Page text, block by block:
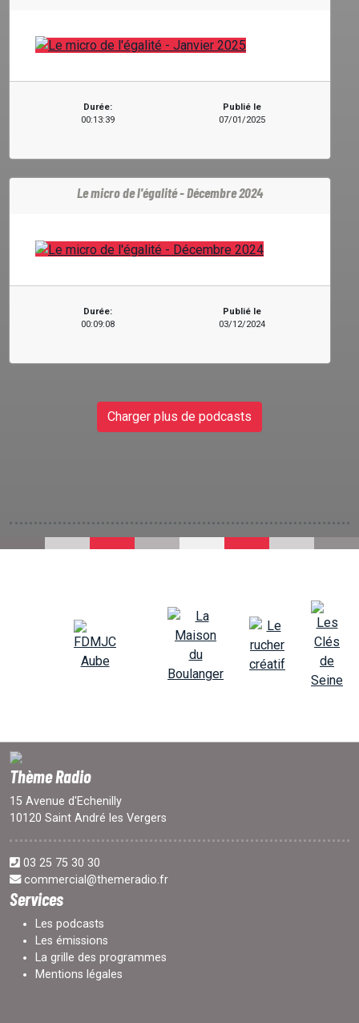
Durée:
00:13:39
Publié le
07/01/2025
Le micro de l'égalité - Décembre 2024
Durée:
00:09:08
Publié le
03/12/2024
Charger plus de podcasts
Thème Radio
15 Avenue d'Echenilly
10120 Saint André les Vergers
03 25 75 30 30
commercial@themeradio.fr
Services
Les podcasts
Les émissions
La grille des programmes
Mentions légales